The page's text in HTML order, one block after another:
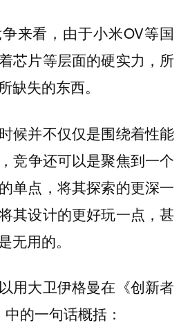
来看，由于小米OV等国
芯片等层面的硬实力，所
缺失的东西。
候并不仅仅是围绕着性能
竞争还可以是聚焦到一个
单点，将其探索的更深一
其设计的更好玩一点，甚
无用的。
用大卫伊格曼在《创新者
的一句话概括：